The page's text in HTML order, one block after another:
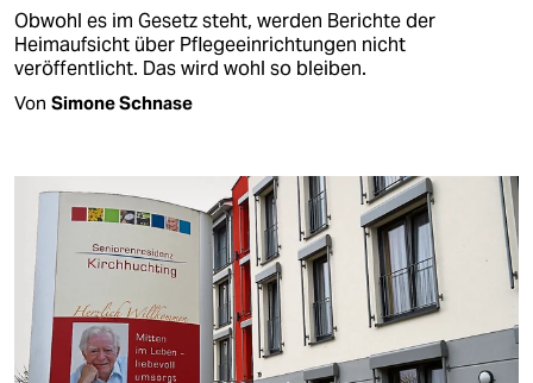
Obwohl es im Gesetz steht, werden Berichte der
Heimaufsicht über Pflegeeinrichtungen nicht
veröffentlicht. Das wird wohl so bleiben.
Von Simone Schnase